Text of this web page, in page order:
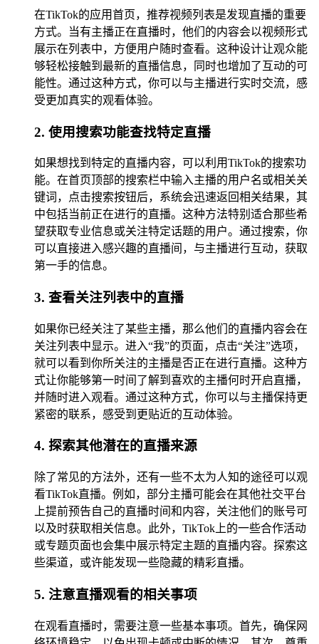
在TikTok的应用首页，推荐视频列表是发现直播的重要
方式。当有主播正在直播时，他们的内容会以视频形式
展示在列表中，方便用户随时查看。这种设计让观众能
够轻松接触到最新的直播信息，同时也增加了互动的可
能性。通过这种方式，你可以与主播进行实时交流，感
受更加真实的观看体验。
2. 使用搜索功能查找特定直播
如果想找到特定的直播内容，可以利用TikTok的搜索功
能。在首页顶部的搜索栏中输入主播的用户名或相关关
键词，点击搜索按钮后，系统会迅速返回相关结果，其
中包括当前正在进行的直播。这种方法特别适合那些希
望获取专业信息或关注特定话题的用户。通过搜索，你
可以直接进入感兴趣的直播间，与主播进行互动，获取
第一手的信息。
3. 查看关注列表中的直播
如果你已经关注了某些主播，那么他们的直播内容会在
关注列表中显示。进入“我”的页面，点击“关注”选项，
就可以看到你所关注的主播是否正在进行直播。这种方
式让你能够第一时间了解到喜欢的主播何时开启直播，
并随时进入观看。通过这种方式，你可以与主播保持更
紧密的联系，感受到更贴近的互动体验。
4. 探索其他潜在的直播来源
除了常见的方法外，还有一些不太为人知的途径可以观
看TikTok直播。例如，部分主播可能会在其他社交平台
上提前预告自己的直播时间和内容，关注他们的账号可
以及时获取相关信息。此外，TikTok上的一些合作活动
或专题页面也会集中展示特定主题的直播内容。探索这
些渠道，或许能发现一些隐藏的精彩直播。
5. 注意直播观看的相关事项
在观看直播时，需要注意一些基本事项。首先，确保网